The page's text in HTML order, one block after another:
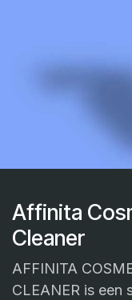
Affinita
Cleaner
AFFINITA
CLEANER is een